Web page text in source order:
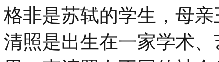
格非是苏轼的学生，母
清照是出生在一家学术